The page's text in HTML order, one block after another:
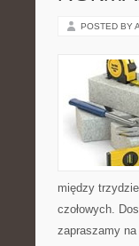
POSTED BY
między
czołowych.
zapraszamy